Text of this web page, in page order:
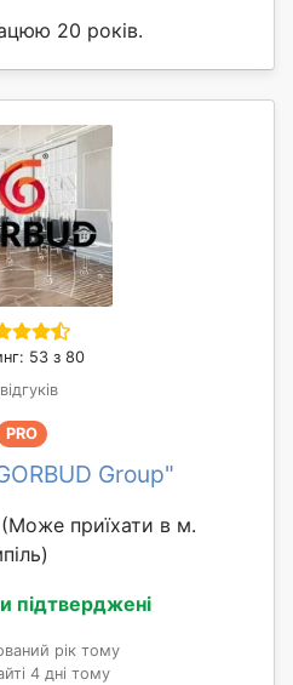
20 років.
53 з 80
PRO
Group"
(Може приїхати в м.
підтверджені
рік тому
4 дні тому